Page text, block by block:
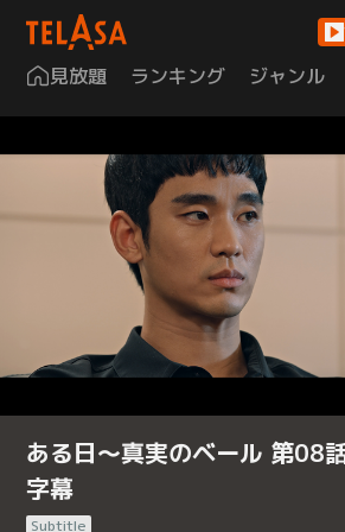
見放題 ランキング ジャンル
ある日～真実のベール 第08
字幕
Subtitle